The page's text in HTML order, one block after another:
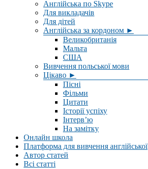
Англійська по Skype
Для викладачів
Для дітей
Англійська за кордоном ►
Великобританія
Мальта
США
Вивчення польської мови
Цікаво ►
Пісні
Фільми
Цитати
Історії успіху
Інтерв’ю
На замітку
Онлайн школа
Платформа для вивчення англійської
Автор статей
Всі статті